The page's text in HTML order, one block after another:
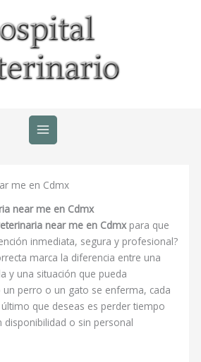
me en Cdmx
near me en Cdmx
near me en Cdmxpara que
inmediata, segura y profesional?
marca la diferencia entre una
y una situación que pueda
un perro o un gato se enferma, cada
que deseas es perder tiempo
disponibilidad o sin personal